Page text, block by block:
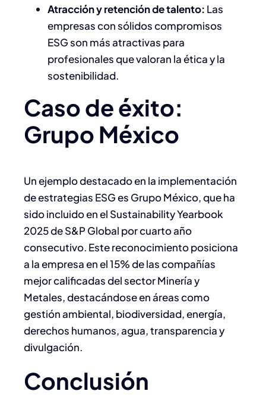
Atracción y retención de talento: Las
empresas con sólidos compromisos
ESG son más atractivas para
profesionales que valoran la ética y la
sostenibilidad.​
Caso de éxito:
Grupo México
Un ejemplo destacado en la implementación
de estrategias ESG es Grupo México, que ha
sido incluido en el Sustainability Yearbook
2025 de S&P Global por cuarto año
consecutivo. Este reconocimiento posiciona
a la empresa en el 15% de las compañías
mejor calificadas del sector Minería y
Metales, destacándose en áreas como
gestión ambiental, biodiversidad, energía,
derechos humanos, agua, transparencia y
divulgación.
Conclusión